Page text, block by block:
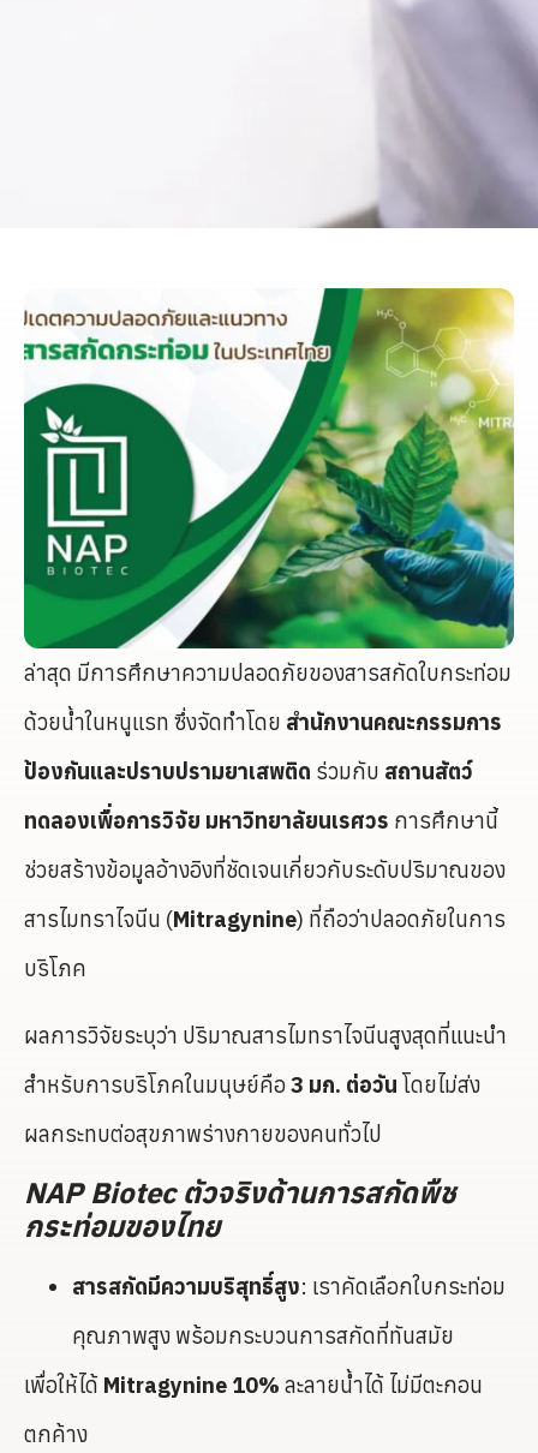
ล่าสุด มีการศึกษาความปลอดภัยของสารสกัดใบกระท่อม
ด้วยน้ำในหนูแรท ซึ่งจัดทำโดย สำนักงานคณะกรรมการ
ป้องกันและปราบปรามยาเสพติด ร่วมกับ สถานสัตว์
ทดลองเพื่อการวิจัย มหาวิทยาลัยนเรศวร การศึกษานี้
ช่วยสร้างข้อมูลอ้างอิงที่ชัดเจนเกี่ยวกับระดับปริมาณของ
สารไมทราไจนีน (Mitragynine) ที่ถือว่าปลอดภัยในการ
บริโภค
ผลการวิจัยระบุว่า ปริมาณสารไมทราไจนีนสูงสุดที่แนะนำ
สำหรับการบริโภคในมนุษย์คือ3 มก. ต่อวัน โดยไม่ส่ง
ผลกระทบต่อสุขภาพร่างกายของคนทั่วไป
NAP Biotec ตัวจริงด้านการสกัดพืช
กระท่อมของไทย
สารสกัดมีความบริสุทธิ์สูง: เราคัดเลือกใบกระท่อม
คุณภาพสูง พร้อมกระบวนการสกัดที่ทันสมัย
เพื่อให้ได้ Mitragynine 10% ละลายน้ำได้ ไม่มีตะกอน
ตกค้าง